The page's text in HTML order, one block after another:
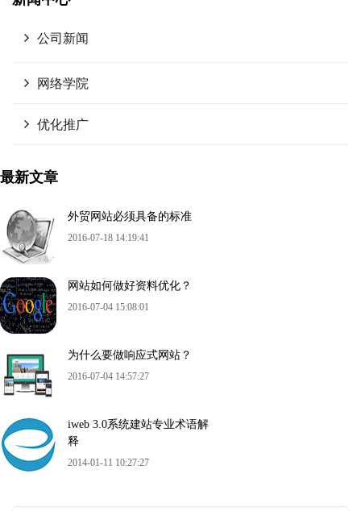
公司新闻
网络学院
优化推广
最新文章
外贸网站必须具备的标准
2016-07-18 14:19:41
网站如何做好资料优化？
2016-07-04 15:08:01
为什么要做响应式网站？
2016-07-04 14:57:27
iweb 3.0系统建站专业术语解
释
2014-01-11 10:27:27